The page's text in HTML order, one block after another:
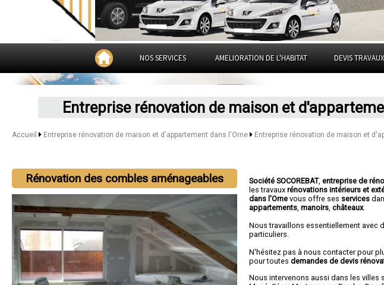
NOS SERVICES AMELIORATION DE L'HABITAT DEVIS TRAVAUX
Entreprise rénovation de maison et
Accueil Entreprise rénovation de maison et d'appartement dans l'Orne Entreprise rénovation de maison et
Rénovation des combles aménageables Société SOCOREBAT,entreprise de
les travauxrénovations intérieurs et
dans l'Ornevous offre ses services
appartements ,manoirs ,châteaux.
Nous travaillons essentiellement avec
particuliers.
N'hésitez pas à nous contacter pour
pour toutesdemandes de devis
Nous intervenons aussi dans les villes